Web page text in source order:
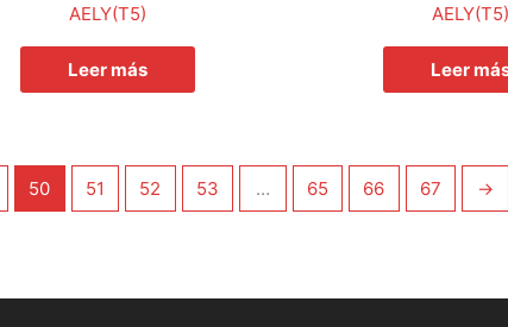
AELY(T5)
Leer más
AELY(T5)
Leer
50 51 52 53 … 65 66 67 →